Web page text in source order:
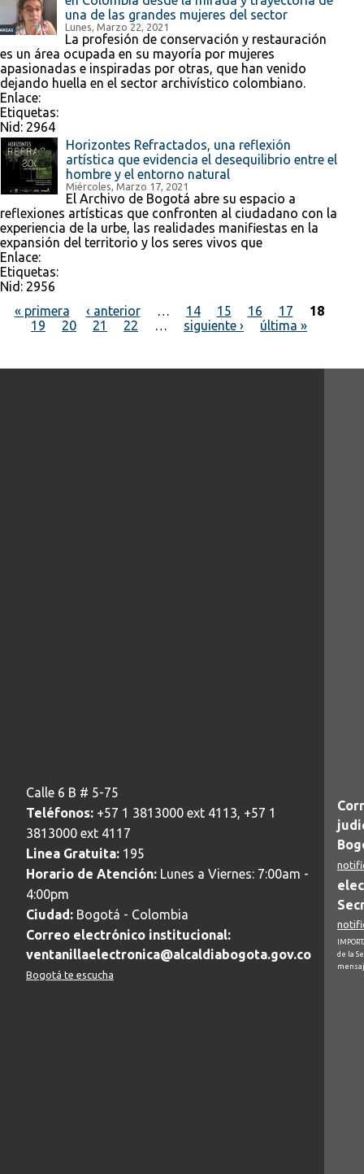
una de las grandes mujeres del sector
Lunes, Marzo 22, 2021
La profesión de conservación y restauración
es un área ocupada en su mayoría por mujeres
apasionadas e inspiradas por otras, que han venido
dejando huella en el sector archivístico colombiano.
Enlace:
Etiquetas:
Nid: 2964
Horizontes Refractados, una reflexión
artística que evidencia el desequilibrio entre el
hombre y el entorno natural
Miércoles, Marzo 17, 2021
El Archivo de Bogotá abre su espacio a
reflexiones artísticas que confronten al ciudadano con la
experiencia de la urbe, las realidades manifiestas en la
expansión del territorio y los seres vivos que
Enlace:
Etiquetas:
Nid: 2956
Páginas
« primera ‹ anterior … 14 15 16 17
18
19
20 21 22 … siguiente › última »
Calle 6 B # 5-75
Teléfonos: +57 1 3813000 ext 4113, +57 1
3813000 ext 4117
Linea Gratuita: 195
Horario de Atención: Lunes a Viernes: 7:00am -
4:00pm
Ciudad: Bogotá - Colombia
Correo electrónico institucional:
ventanillaelectronica@alcaldiabogota.gov.co
Bogotá te escucha
de la